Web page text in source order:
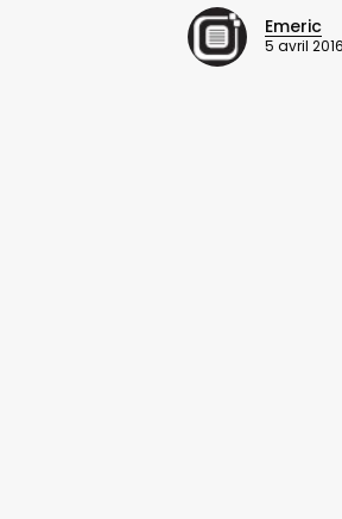
Emeric
5 avril 2016